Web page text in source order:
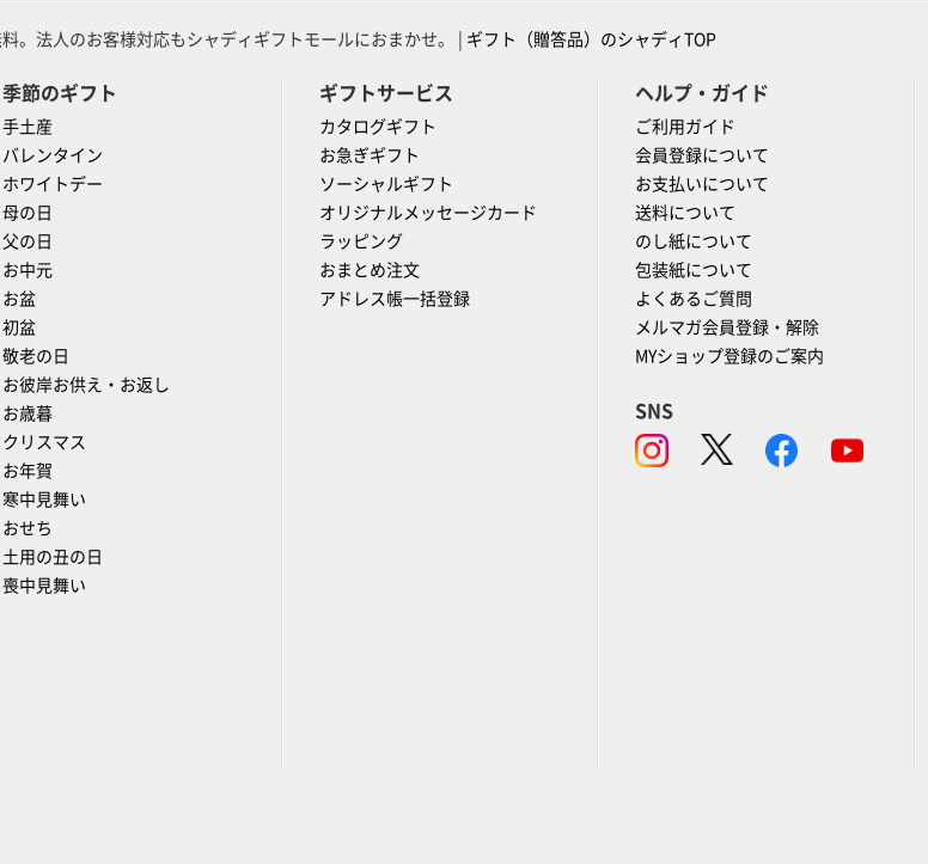
。法人のお客様対応もシャディギフトモールにおまかせ。 | ギフト（贈答品）のシャディTOP
季節のギフト
手土産
バレンタイン
ホワイトデー
母の日
父の日
お中元
お盆
初盆
敬老の日
お彼岸お供え・お返し
お歳暮
クリスマス
お年賀
寒中見舞い
おせち
土用の丑の日
喪中見舞い
ギフトサービス
カタログギフト
お急ぎギフト
ソーシャルギフト
オリジナルメッセージカード
ラッピング
おまとめ注文
アドレス帳一括登録
ヘルプ・ガイド
ご利用ガイド
会員登録について
お支払いについて
送料について
のし紙について
包装紙について
よくあるご質問
メルマガ会員登録・解除
MYショップ登録のご案内
SNS